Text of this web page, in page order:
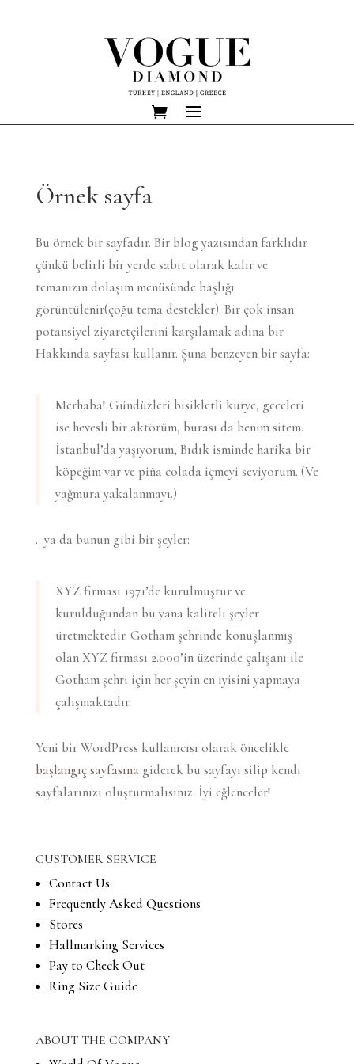
Örnek sayfa
Bu örnek bir sayfadır. Bir blog yazısından farklıdır
çünkü belirli bir yerde sabit olarak kalır ve
temanızın dolaşım menüsünde başlığı
görüntülenir(çoğu tema destekler). Bir çok insan
potansiyel ziyaretçilerini karşılamak adına bir
Hakkında sayfası kullanır. Şuna benzeyen bir sayfa:
Merhaba! Gündüzleri bisikletli kurye, geceleri
ise hevesli bir aktörüm, burası da benim sitem.
İstanbul’da yaşıyorum, Bıdık isminde harika bir
köpeğim var ve piña colada içmeyi seviyorum. (Ve
yağmura yakalanmayı.)
…ya da bunun gibi bir şeyler:
XYZ firması 1971’de kurulmuştur ve
kurulduğundan bu yana kaliteli şeyler
üretmektedir. Gotham şehrinde konuşlanmış
olan XYZ firması 2.000’in üzerinde çalışanı ile
Gotham şehri için her şeyin en iyisini yapmaya
çalışmaktadır.
Yeni bir WordPress kullanıcısı olarak öncelikle
başlangıç sayfasına giderek bu sayfayı silip kendi
sayfalarınızı oluşturmalısınız. İyi eğlenceler!
CUSTOMER SERVICE
Contact Us
Frequently Asked Questions
Stores
Hallmarking Services
Pay to Check Out
Ring Size Guide
ABOUT THE COMPANY